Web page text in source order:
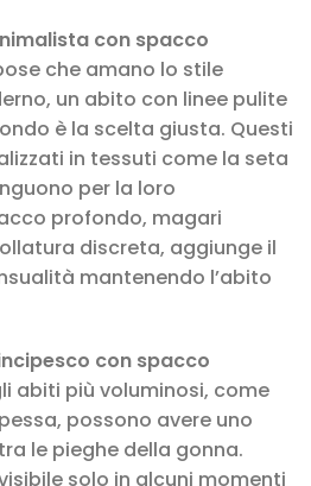
con spacco
che amano lo stile
un abito con linee pulite
è la scelta giusta. Questi
in tessuti come la seta
per la loro
profondo, magari
discreta, aggiunge il
mantenendo l’abito
con spacco
abiti più voluminosi, come
possono avere uno
le pieghe della gonna.
solo in alcuni momenti